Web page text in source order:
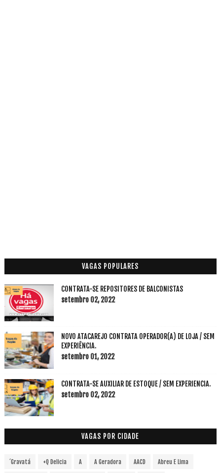
VAGAS POPULARES
CONTRATA-SE REPOSITORES DE BALCONISTAS
setembro 02, 2022
NOVO ATACAREJO CONTRATA OPERADOR(A) DE LOJA / SEM
EXPERIÊNCIA.
setembro 01, 2022
CONTRATA-SE AUXILIAR DE ESTOQUE / SEM EXPERIENCIA.
setembro 02, 2022
VAGAS POR CIDADE
´Gravatá +Q Delicia A A Geradora AACD Abreu E Lima